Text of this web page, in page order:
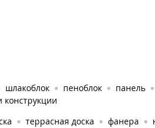
шлакоблок пеноблок панель
конструкции
террасная доска фанера